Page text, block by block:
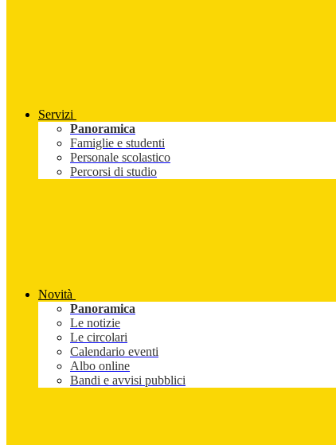
Servizi
Panoramica
Famiglie e studenti
Personale scolastico
Percorsi di studio
Novità
Panoramica
Le notizie
Le circolari
Calendario eventi
Albo online
Bandi e avvisi pubblici